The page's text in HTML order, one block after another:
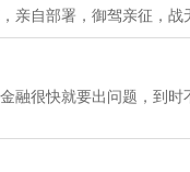
亲自部署，御驾亲征，战
融很快就要出问题，到时